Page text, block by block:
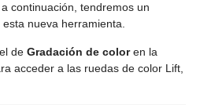
continuación, tendremos un
nueva herramienta.
de Gradación de coloren la
acceder a las ruedas de color Lift,